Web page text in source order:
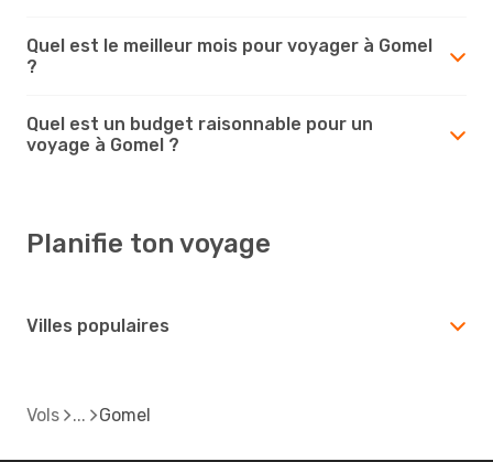
Quel est le meilleur mois pour voyager à Gomel
?
Quel est un budget raisonnable pour un
voyage à Gomel ?
Planifie ton voyage
Villes populaires
Vols Gomel